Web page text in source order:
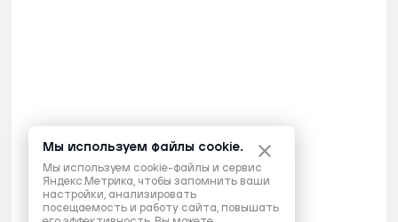
Мы используем файлы cookie.
Мы используем cookie-файлы и сервис
Яндекс.Метрика, чтобы запомнить ваши
настройки, анализировать
посещаемость и работу сайта, повышать